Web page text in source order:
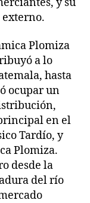
Plomiza
a lo
hasta
ocupar un
en el
Tardío, y
Plomiza.
desde la
del río